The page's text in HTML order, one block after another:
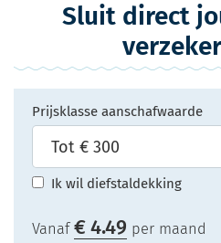
Sluit direct
Prijsklasse aanschafwaarde
Ik wil diefstaldekking
Vanaf €4.49 per maand